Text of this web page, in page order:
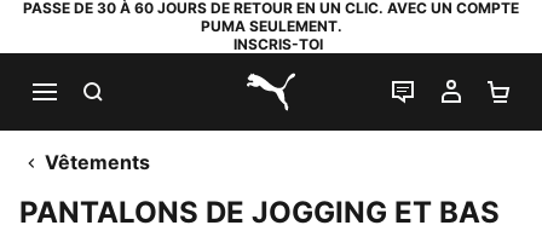
PASSE DE 30 À 60 JOURS DE RETOUR EN UN CLIC. AVEC UN COMPTE
PUMA SEULEMENT.
INSCRIS-TOI
PUMA.com
LIVE CHAT
MON
Vêtements
PANTALONS DE JOGGING ET BAS